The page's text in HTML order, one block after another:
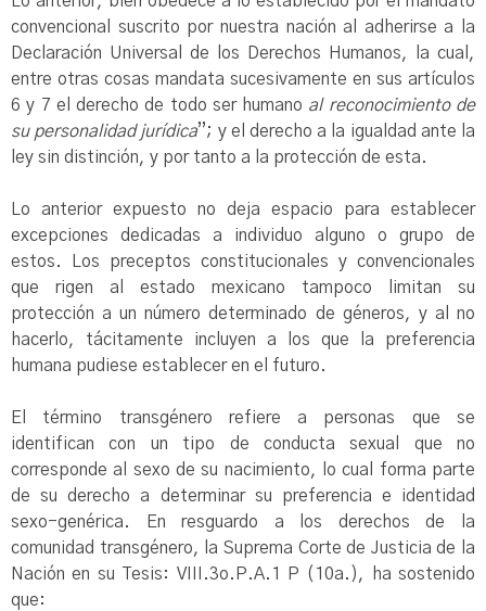
convencional suscrito por nuestra nación al adherirse a la
Declaración Universal de los Derechos Humanos, la cual,
entre otras cosas mandata sucesivamente en sus artículos
6 y 7 el derecho de todo ser humano al reconocimiento de
su personalidad jurídica”; y el derecho a la igualdad ante la
ley sin distinción, y por tanto a la protección de esta.
Lo anterior expuesto no deja espacio para establecer
excepciones dedicadas a individuo alguno o grupo de
estos. Los preceptos constitucionales y convencionales
que rigen al estado mexicano tampoco limitan su
protección a un número determinado de géneros, y al no
hacerlo, tácitamente incluyen a los que la preferencia
humana pudiese establecer en el futuro.
El término transgénero refiere a personas que se
identifican con un tipo de conducta sexual que no
corresponde al sexo de su nacimiento, lo cual forma parte
de su derecho a determinar su preferencia e identidad
sexo-genérica. En resguardo a los derechos de la
comunidad transgénero, la Suprema Corte de Justicia de la
Nación en su Tesis: VIII.3o.P.A.1 P (10a.), ha sostenido
que: